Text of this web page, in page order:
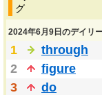
グ
2024年6月9日のデイリ
1
through
2
figure
3
do